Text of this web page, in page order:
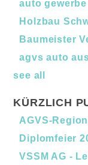
auto
Holzbau
Baumeister
agvs auto
see all
KÜRZLICH
AGVS-
Diplomfeier
VSSM AG -